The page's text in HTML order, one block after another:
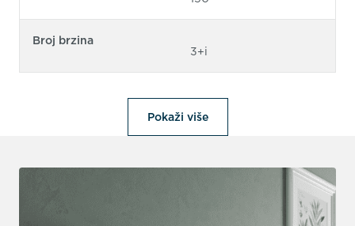
Broj brzina
3+i
Pokaži više